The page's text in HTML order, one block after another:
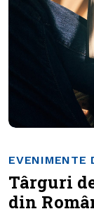
EVENIMENTE
Târguri
din